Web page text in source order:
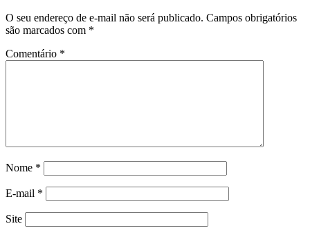
O seu endereço de e-mail não será publicado. Campos obrigatórios
são marcados com *
Comentário *
Nome *
E-mail *
Site